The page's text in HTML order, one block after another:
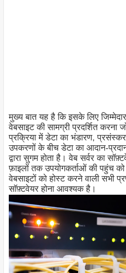
मुख्य बात यह है कि इसके लिए
वेबसाइट की सामग्री प्रदर्शित
प्रक्रिया में डेटा का भंडारण,
उपकरणों के बीच डेटा का आदान-
द्वारा सुगम होता है। वेब सर्वर का
फ़ाइलों तक उपयोगकर्ताओं की पहुंच को
वेबसाइटों को होस्ट करने वाली सभी
सॉफ़्टवेयर होना आवश्यक है।